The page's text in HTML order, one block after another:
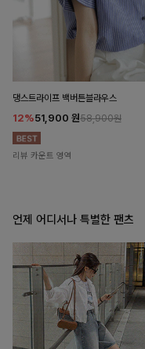
댕스트라이프 백버튼블라우스
12%51,900 원58,900원
리뷰 카운트 영역
언제 어디서나 특별한 팬츠